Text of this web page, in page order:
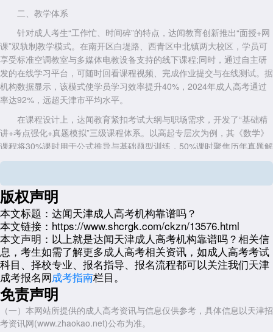
二、教学体系
针对成人考生“工作忙、时间碎”的特点，达闻教育创新推出“面授+网
课”双轨制教学模式。在南开区白堤路、西青区中北镇两大校区，学员可
享受标准空调教室与多媒体电教设备支持的线下课程;同时，通过自主研
发的在线学习平台，可随时回看课程视频、完成作业提交与在线测试。据
机构数据显示，该模式使学员学习效率提升40%，2024年成人高考通过
率达92%，远超天津市平均水平。
在课程设计上，达闻教育紧扣考试大纲与职场需求，开发了“基础精
讲+考点强化+真题模拟”三级课程体系。以高起专层次为例，其《数学》
课程将30%课时用于公式推导与基础题型训练，50%课时聚焦历年真题解
析，剩余20%开展模拟考试与错题复盘，帮助学员在有限时间内掌握核心
三、服务保障
从报名咨询到毕业拿证，达闻教育提供“一对一教务老师”全程服务。
在报名阶段，教务老师会协助学员核对户籍证明、学历证书等材料，确保
符合报考条件;备考期间，根据学员时间安排制定个性化学习计划，并定
期跟进学习进度;录取后，指导学员完成学籍注册、课程选修与期末考
试，避免因流程疏漏影响毕业。据2024年学员满意度调查显示，98%的
学员对教务服务给出“非常满意”评价，认为其“专业、耐心、响应及时”。
尽管达闻教育在资质、教学与服务上表现突出，但考生仍需注意：成
人高考录取结果受个人基础、备考投入等因素影响，机构无法承诺“包
过”。选择机构时，应优先核实其办学资质、查看高校授权文件，并试听
版权声明
本文标题： 达闻天津成人高考机构靠谱吗？
本文链接： https://www.shcrgk.com/ckzn/13576.html
本文声明： 以上就是达闻天津成人高考机构靠谱吗？相关信
息，考生如需了解更多成人高考相关资讯，如成人高考考试
科目、择校专业、报名指导、报名流程都可以关注我们天津
成考报名网成考指南栏目。
免责声明
（一）本网站所提供的成人高考资讯与信息仅供参考，具体信息以天津招
考资讯网(www.zhaokao.net)公布为准。